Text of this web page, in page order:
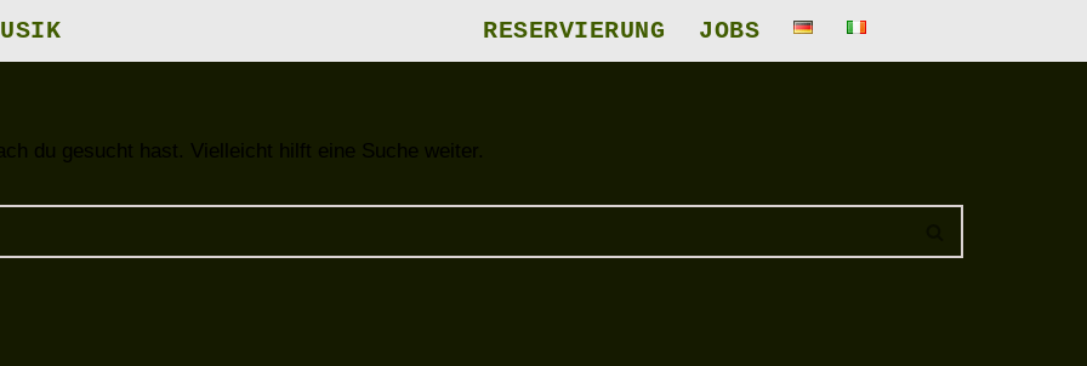
RESERVIERUNG JOBS
du gesucht hast. Vielleicht hilft eine Suche weiter.